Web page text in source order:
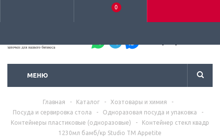
0
МЕНЮ
Главная - Каталог - Хозтовары и химия
-
Посуда и сервировка стола
- Одноразовая посуда и упаковка
-
Контейнеры пластиковые (одноразовые)
-
Контейнер стекл квадр
1230мл бамб/кр Studio TM Appetite